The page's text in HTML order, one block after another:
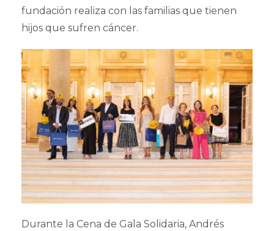
fundación realiza con las familias que tienen
hijos que sufren cáncer.
Durante la Cena de Gala Solidaria, Andrés